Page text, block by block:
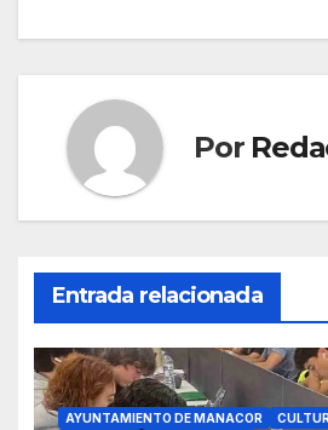
k
Por
Entrada relacionada
AYUNTAMIENTO DE MANACOR